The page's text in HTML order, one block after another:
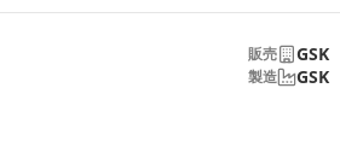
販売 GSK
製造 GSK